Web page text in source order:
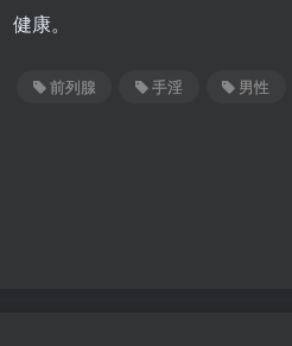
健康。
前列腺 手淫 男性